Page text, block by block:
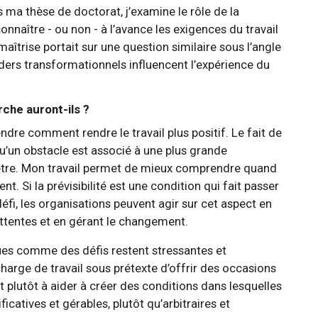
thèse de doctorat, j’examine le rôle de la
- ou non - à l’avance les exigences du travail
portait sur une question similaire sous l’angle
transformationnels influencent l’expérience du
auront-ils ?
comment rendre le travail plus positif. Le fait de
obstacle est associé à une plus grande
Mon travail permet de mieux comprendre quand
Si la prévisibilité est une condition qui fait passer
les organisations peuvent agir sur cet aspect en
et en gérant le changement.
comme des défis restent stressantes et
de travail sous prétexte d’offrir des occasions
plutôt à aider à créer des conditions dans lesquelles
et gérables, plutôt qu’arbitraires et